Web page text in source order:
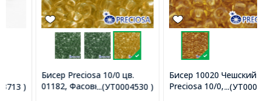
...(УТ0004530 )
Бисер Preciosa 10/0 цв.
01182, Фасовка 5г,
...(УТ0004552 )
Бисер 10020 Чешский
Preciosa 10/0, Фасовка 5г,